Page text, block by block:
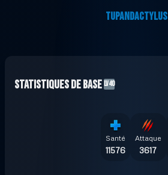
TUPANDACTYLUS
Statistiques de base LV40
Santé
11576
Attaque
3617